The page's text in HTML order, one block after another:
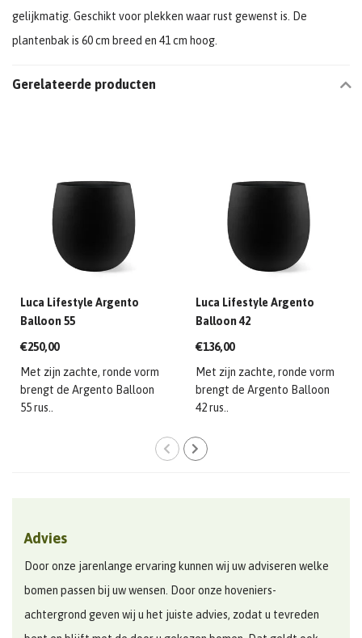
gelijkmatig. Geschikt voor plekken waar rust gewenst is. De
plantenbak is 60 cm breed en 41 cm hoog.
Gerelateerde producten
Luca Lifestyle Argento
Balloon 55
€250,00
Met zijn zachte, ronde vorm
brengt de Argento Balloon
55 rus..
Luca Lifestyle Argento
Balloon 42
€136,00
Met zijn zachte, ronde vorm
brengt de Argento Balloon
42 rus..
Advies
Door onze jarenlange ervaring kunnen wij uw adviseren welke
bomen passen bij uw wensen. Door onze hoveniers-
achtergrond geven wij u het juiste advies, zodat u tevreden